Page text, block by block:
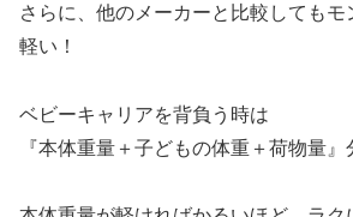
さらに、他のメーカーと比較しても
軽い！
ベビーキャリアを背負う時は
『本体重量＋子どもの体重＋荷物量